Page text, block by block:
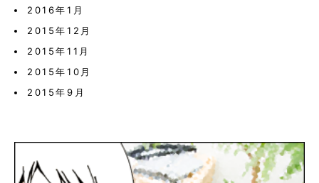
2016年1月
2015年12月
2015年11月
2015年10月
2015年9月